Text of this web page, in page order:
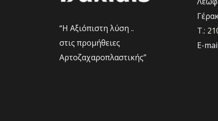
“Η Αξιόπιστη λύση ..
στις προμήθειες
Αρτοζαχαροπλαστικής”
Τ.:
E-